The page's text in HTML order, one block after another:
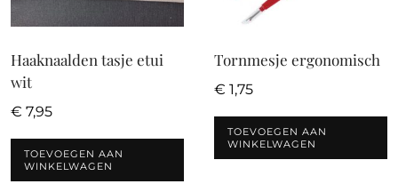
Haaknaalden tasje etui
wit
€ 7,95
TOEVOEGEN AAN
WINKELWAGEN
Tornmesje ergonomisch
€ 1,75
TOEVOEGEN AAN
WINKELWAGEN